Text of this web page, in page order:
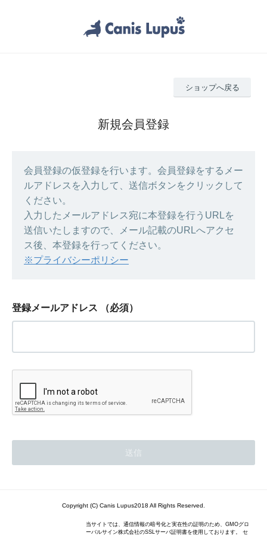
ショップへ戻る
新規会員登録
会員登録の仮登録を行います。会員登録をするメー
ルアドレスを入力して、送信ボタンをクリックして
ください。
入力したメールアドレス宛に本登録を行うURLを
送信いたしますので、メール記載のURLへアクセ
ス後、本登録を行ってください。
※プライバシーポリシー
登録メールアドレス （必須）
Copyright (C) Canis Lupus2018 All Rights Reserved.
当サイトでは、通信情報の暗号化と実在性の証明のため、GMOグロ
ーバルサイン株式会社のSSLサーバ証明書を使用しております。 セ